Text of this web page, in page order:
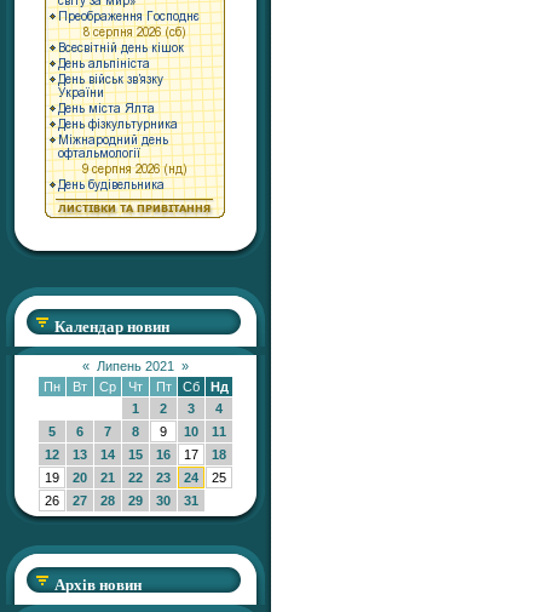
Календар новин
« Липень 2021
»
Пн
Вт Ср Чт Пт Сб
Нд
1
2 3
4
5
6 7 8 9 10
11
12
13 14 15 16 17
18
19
20 21 22 23 24
25
26
27 28 29 30 31
Архів новин